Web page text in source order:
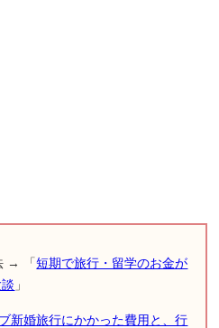
→ 「短期で旅行・留学のお金が
」
新婚旅行にかかった費用と、行